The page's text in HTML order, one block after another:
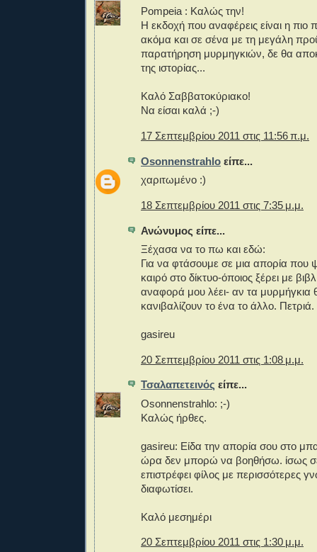
Pompeia : Καλώς την!
Η εκδοχή που αναφέρεις είναι η πιο
ακόμα και σε σένα με τη μεγάλη
παρατήρηση μυρμηγκιών, δε θα
της ιστορίας...
Καλό Σαββατοκύριακο!
Να είσαι καλά ;-)
17 Σεπτεμβρίου 2011 στις 11:56 π.μ.
Osonnenstrahlo είπε...
χαριτωμένο :)
18 Σεπτεμβρίου 2011 στις 7:35 μ.μ.
Ανώνυμος είπε...
Ξέχασα να το πω και εδώ:
Για να φτάσουμε σε μια απορία
καιρό στο δίκτυο-όποιος ξέρει με
αναφορά μου λέει- αν τα μυρμήγκια
κανιβαλίζουν το ένα το άλλο. Πετριά.
gasireu
20 Σεπτεμβρίου 2011 στις 1:08 μ.μ.
Τσαλαπετεινός είπε...
Osonnenstrahlo: ;-)
Καλώς ήρθες.
gasireu: Είδα την απορία σου στο
ώρα δεν μπορώ να βοηθήσω. ίσως
επιστρέφει φίλος με περισσότερες
διαφωτίσει.
Καλό μεσημέρι
20 Σεπτεμβρίου 2011 στις 1:30 μ.μ.